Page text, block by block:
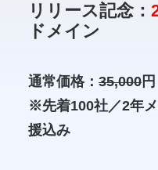
リリース記念：
ドメイン
通常価格： 35,000 円
※先着100社／2年
援込み